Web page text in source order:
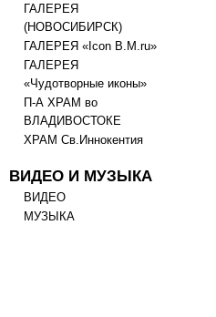
ГАЛЕРЕЯ
(НОВОСИБИРСК)
ГАЛЕРЕЯ «Icon B.M.ru»
ГАЛЕРЕЯ
«Чудотворные иконы»
П-А ХРАМ во
ВЛАДИВОСТОКЕ
ХРАМ Св.Иннокентия
ВИДЕО И МУЗЫКА
ВИДЕО
МУЗЫКА